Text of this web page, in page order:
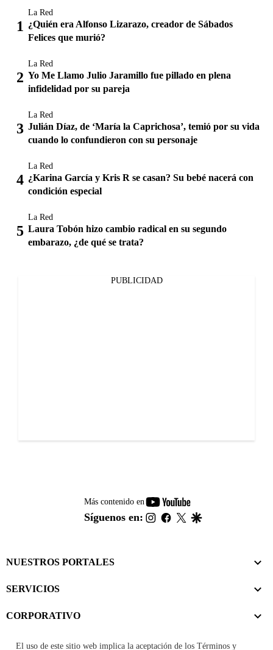
La Red
¿Quién era Alfonso Lizarazo, creador de Sábados
Felices que murió?
La Red
Yo Me Llamo Julio Jaramillo fue pillado en plena
infidelidad por su pareja
La Red
Julián Díaz, de ‘María la Caprichosa’, temió por su vida
cuando lo confundieron con su personaje
La Red
¿Karina García y Kris R se casan? Su bebé nacerá con
condición especial
La Red
Laura Tobón hizo cambio radical en su segundo
embarazo, ¿de qué se trata?
PUBLICIDAD
Más contenido en
youtube-
footer
Síguenos en: instagram
facebook
twitter
NUESTROS PORTALES
SERVICIOS
CORPORATIVO
El uso de este sitio web implica la aceptación de los Términos y